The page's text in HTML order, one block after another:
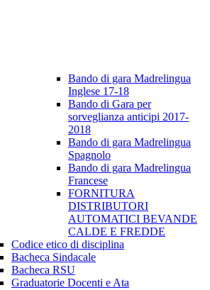
Bando di gara Madrelingua
Inglese 17-18
Bando di Gara per
sorveglianza anticipi 2017-
2018
Bando di gara Madrelingua
Spagnolo
Bando di gara Madrelingua
Francese
FORNITURA
DISTRIBUTORI
AUTOMATICI BEVANDE
CALDE E FREDDE
Codice etico di disciplina
Bacheca Sindacale
Bacheca RSU
Graduatorie Docenti e Ata